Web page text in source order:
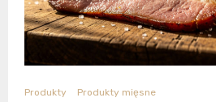
Produkty Produkty mięsne